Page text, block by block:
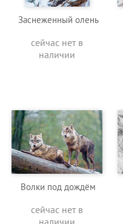
Заснеженный олень
сейчас нет в
наличии
Волки под дождём
сейчас нет в
наличии